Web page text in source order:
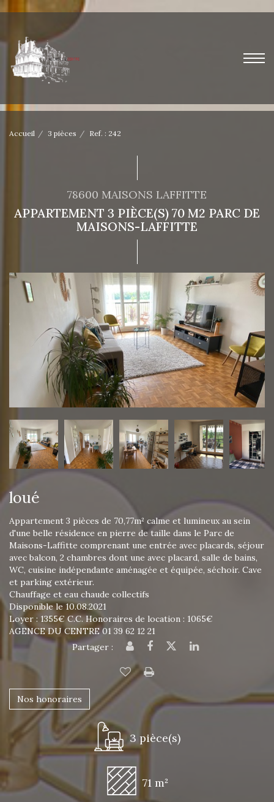
Accueil 3 pièces Ref. : 242
78600 MAISONS LAFFITTE
APPARTEMENT 3 PIÈCE(S) 70 M2 PARC DE
MAISONS-LAFFITTE
loué
Appartement 3 pièces de 70,77m² calme et lumineux au sein
d'une belle résidence en pierre de taille dans le Parc de
Maisons-Laffitte comprenant une entrée avec placards, séjour
avec balcon, 2 chambres dont une avec placard, salle de bains,
WC, cuisine indépendante aménagée et équipée, séchoir. Cave
et parking extérieur.
Chauffage et eau chaude collectifs
Disponible le 10.08.2021
Loyer : 1355€ C.C. Honoraires de location : 1065€
AGENCE DU CENTRE 01 39 62 12 21
Partager :
Nos honoraires
3 pièce(s)
71 m²